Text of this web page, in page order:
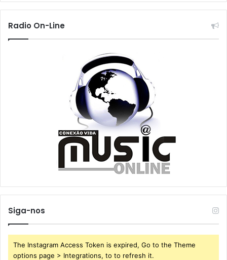
Radio On-Line
Siga-nos
The Instagram Access Token is expired, Go to the Theme
options page > Integrations, to to refresh it.